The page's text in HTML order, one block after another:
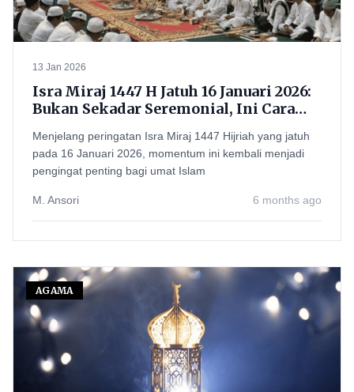
13 Jan 2026
Isra Miraj 1447 H Jatuh 16 Januari 2026:
Bukan Sekadar Seremonial, Ini Cara
Menjelang peringatan Isra Miraj 1447 Hijriah yang jatuh
pada 16 Januari 2026, momentum ini kembali menjadi
pengingat penting bagi umat Islam
M. Ansori 6 months ago
AGAMA